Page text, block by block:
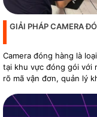
GIẢI PHÁP CAMERA
Camera đóng hàng là
tại khu vực đóng gói với
rõ mã vận đơn, quản lý